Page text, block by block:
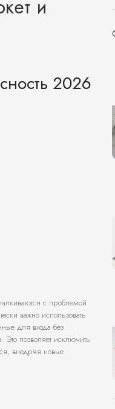
и
2026
с проблемой
важно использовать
для входа без
позволяет исключить
внедряя новые